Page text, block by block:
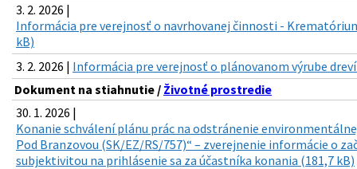
3. 2. 2026 |
Informácia pre verejnosť o navrhovanej činnosti -
kB)
3. 2. 2026 | Informácia pre verejnosť o plánovanom výrube
Dokument na stiahnutie / Životné prostredie
30. 1. 2026 |
Konanie schválení plánu prác na odstránenie
Pod Branzovou (SK/EZ/RS/757)“ – zverejnenie informácie o
subjektivitou na prihlásenie sa za účastníka konania (181,7 kB)